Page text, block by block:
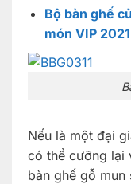
Bộ bàn ghế
món VIP
Nếu là một đại
có thể cưỡng lại
bàn ghế gỗ mun